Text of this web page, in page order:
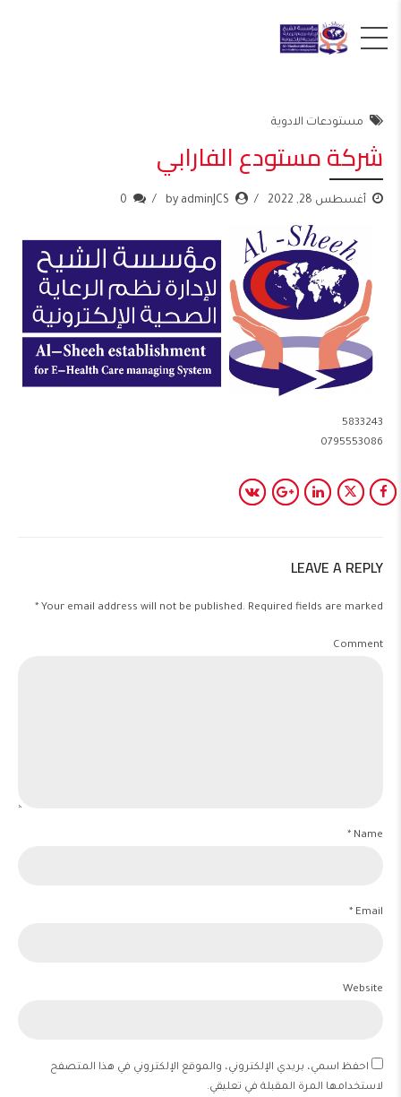
مستودعات الادوية
شركة مستودع الفارابي
أغسطس 28, 2022 by adminJCS
0
5833243
0795553086
LEAVE A REPLY
Your email address will not be published. Required fields are marked *
Comment
Name *
Email *
Website
احفظ اسمي، بريدي الإلكتروني، والموقع الإلكتروني في هذا المتصفح
لاستخدامها المرة المقبلة في تعليقي.